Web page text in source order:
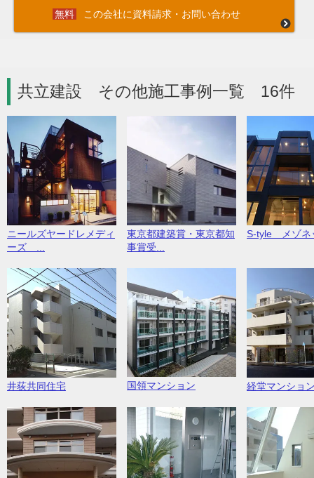
この会社に資料請求・お問い合わせ
共立建設 その他施工事例一覧 16件
ニールズヤードレメディ
ーズ ...
東京都建築賞・東京都知
事賞受...
S-tyle メゾネ
井荻共同住宅 国領マンション 経堂マンショ